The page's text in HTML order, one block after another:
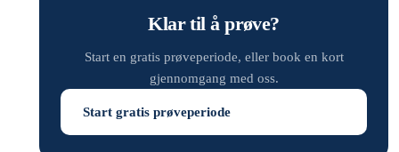
Klar til å prøve?
Start en gratis prøveperiode, eller book en kort
gjennomgang med oss.
Start gratis prøveperiode